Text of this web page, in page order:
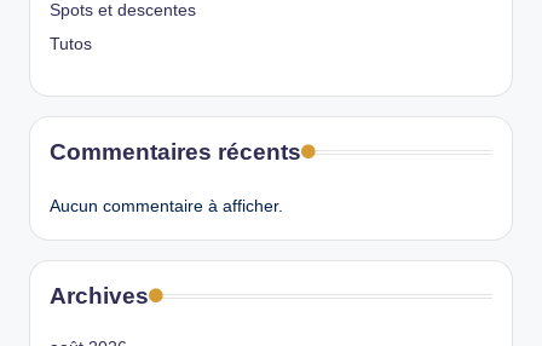
Spots et descentes
Tutos
Commentaires récents
Aucun commentaire à afficher.
Archives